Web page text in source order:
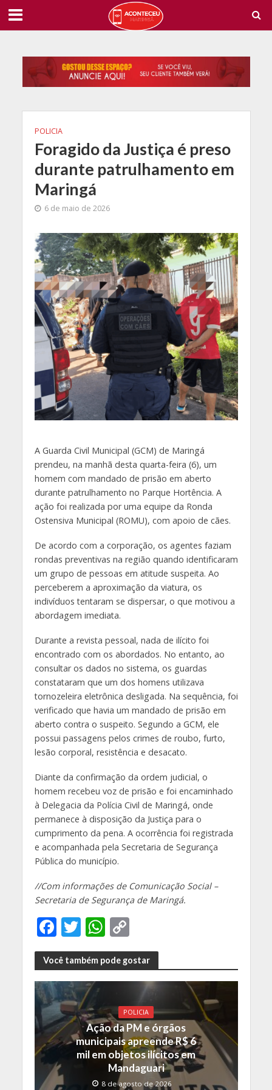
POLICIA
Foragido da Justiça é preso
durante patrulhamento em
Maringá
6 de maio de 2026
A Guarda Civil Municipal (GCM) de Maringá
prendeu, na manhã desta quarta-feira (6), um
homem com mandado de prisão em aberto
durante patrulhamento no Parque Hortência. A
ação foi realizada por uma equipe da Ronda
Ostensiva Municipal (ROMU), com apoio de cães.
De acordo com a corporação, os agentes faziam
rondas preventivas na região quando identificaram
um grupo de pessoas em atitude suspeita. Ao
perceberem a aproximação da viatura, os
indivíduos tentaram se dispersar, o que motivou a
abordagem imediata.
Durante a revista pessoal, nada de ilícito foi
encontrado com os abordados. No entanto, ao
consultar os dados no sistema, os guardas
constataram que um dos homens utilizava
tornozeleira eletrônica desligada. Na sequência, foi
verificado que havia um mandado de prisão em
aberto contra o suspeito. Segundo a GCM, ele
possui passagens pelos crimes de roubo, furto,
lesão corporal, resistência e desacato.
Diante da confirmação da ordem judicial, o
homem recebeu voz de prisão e foi encaminhado
à Delegacia da Polícia Civil de Maringá, onde
permanece à disposição da Justiça para o
cumprimento da pena. A ocorrência foi registrada
e acompanhada pela Secretaria de Segurança
Pública do município.
//Com informações de Comunicação Social –
Secretaria de Segurança de Maringá.
F
ac
e
b
o
o
k
T
w
itt
er
W
h
at
s
A
p
p
C
o
p
y
Li
n
k
Você também pode gostar
POLICIA
Ação da PM e órgãos
municipais apreende R$ 6
mil em objetos ilícitos em
Mandaguari
8 de agosto de 2026